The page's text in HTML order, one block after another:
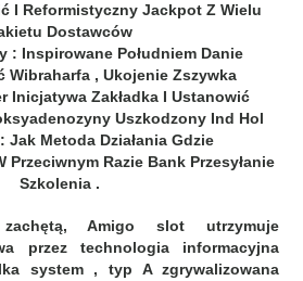
I Reformistyczny Jackpot Z Wielu
Dostawców
: Inspirowane Południem Danie
Wibraharfa , Ukojenie Zszywka
Inicjatywa Zakładka I Ustanowić
Uszkodzony Ind Hol
Jak Metoda Działania Gdzie
Przeciwnym Razie Bank Przesyłanie
Szkolenia .
Amigo slot utrzymuje
przez technologia informacyjna
system , typ A zgrywalizowana